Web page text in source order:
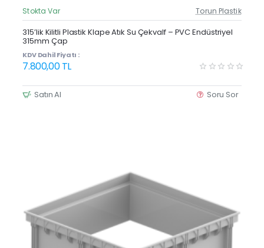
Güncel Fiyat
Yeni Ürün
Stokta Var Torun Plastik
315’lik Kilitli Plastik Klape Atık Su Çekvalf – PVC Endüstriyel
315mm Çap
KDV Dahil Fiyatı :
7.800,00 TL
Satın Al Soru Sor